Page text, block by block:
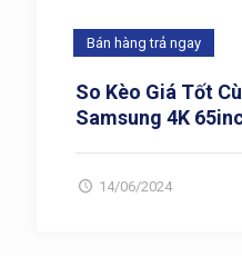
Bán hàng trả ngay
So Kèo Giá Tốt
Samsung 4K
14/06/2024